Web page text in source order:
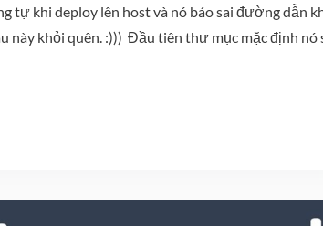
tự khi deploy lên host và nó báo sai đường dẫn
này khỏi quên. :))) Đầu tiên thư mục mặc định nó